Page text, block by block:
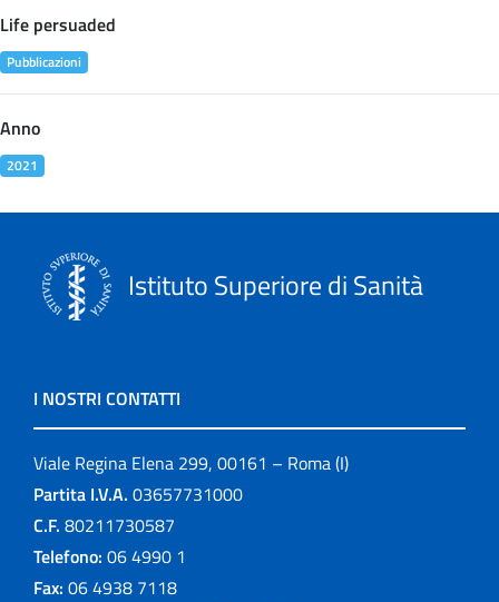
Life persuaded
Pubblicazioni
Anno
2021
Istituto Superiore di Sanità
I NOSTRI CONTATTI
Viale Regina Elena 299, 00161 – Roma (I)
Partita I.V.A. 03657731000
C.F. 80211730587
Telefono: 06 4990 1
Fax: 06 4938 7118